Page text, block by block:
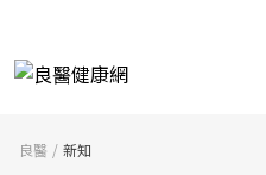
良醫 新知